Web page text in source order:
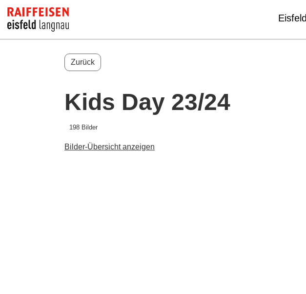
Eisfeld
Zurück
Kids Day 23/24
198 Bilder
Bilder-Übersicht anzeigen